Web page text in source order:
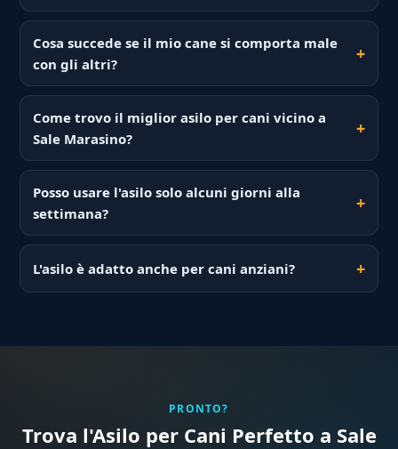
Cosa succede se il mio cane si comporta male
con gli altri?
Come trovo il miglior asilo per cani vicino a
Sale Marasino?
Posso usare l'asilo solo alcuni giorni alla
settimana?
L'asilo è adatto anche per cani anziani?
PRONTO?
Trova l'Asilo per Cani Perfetto a Sale